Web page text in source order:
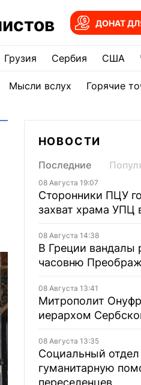
ДОНАТ
Грузия Сербия США
Мысли вслух Горячие
НОВОСТИ
Последние
08 Августа 19:07
Сторонники ПЦУ
захват храма УПЦ
08 Августа 14:38
В Греции вандалы
часовню
08 Августа 13:41
Митрополит
иерархом
08 Августа 13:35
Социальный
гуманитарную
переселенцев